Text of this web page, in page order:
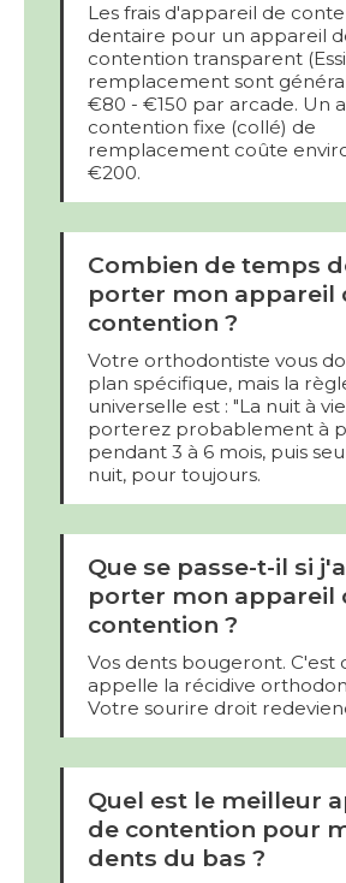
Les frais d'appareil de
dentaire pour un appareil
contention transparent
remplacement sont
€80 - €150 par arcade. Un
contention fixe (collé) de
remplacement coûte
€200.
Combien de temps
porter mon appareil
contention ?
Votre orthodontiste vous
plan spécifique, mais la
universelle est : "La nuit à
porterez probablement à
pendant 3 à 6 mois, puis
nuit, pour toujours.
Que se passe-t-il si
porter mon appareil
contention ?
Vos dents bougeront. C'est
appelle la récidive
Votre sourire droit
Quel est le meilleur
de contention pour
dents du bas ?